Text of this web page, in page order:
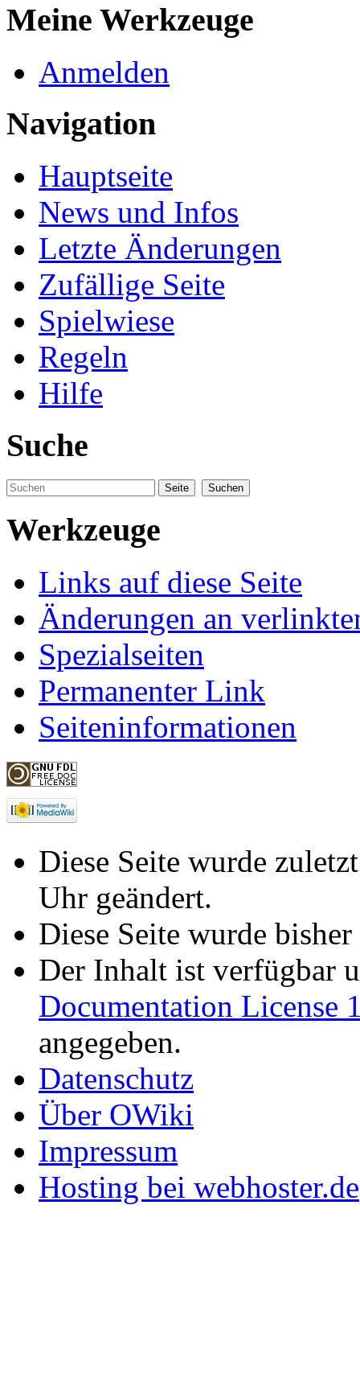
Meine Werkzeuge
Anmelden
Navigation
Hauptseite
News und Infos
Letzte Änderungen
Zufällige Seite
Spielwiese
Regeln
Hilfe
Suche
Werkzeuge
Links auf diese Seite
Änderungen an
Spezialseiten
Permanenter Link
Seiteninformationen
Diese Seite wurde
Uhr geändert.
Diese Seite wurde
Der Inhalt ist verfügbar
Documentation License
angegeben.
Datenschutz
Über OWiki
Impressum
Hosting bei webhoster.de